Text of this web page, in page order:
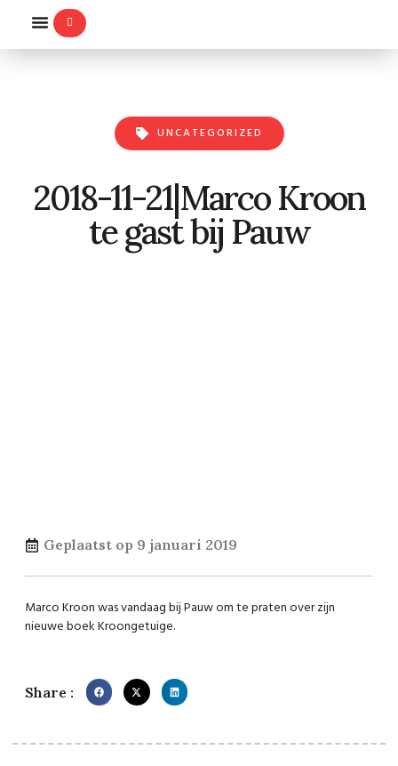
UNCATEGORIZED
2018-11-21|Marco Kroon
te gast bij Pauw
Geplaatst op 9 januari 2019
Marco Kroon was vandaag bij Pauw om te praten over zijn
nieuwe boek Kroongetuige.
Share :